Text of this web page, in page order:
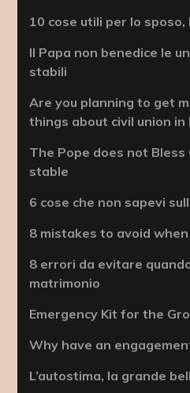
10 cose utili per lo
Il Papa non benedice le
stabili
Are you planning to get
things about civil union in
The Pope does not Bless
stable
6 cose che non sapevi
8 mistakes to avoid
8 errori da evitare
matrimonio
Emergency Kit for the
Why have an
L’autostima, la grande